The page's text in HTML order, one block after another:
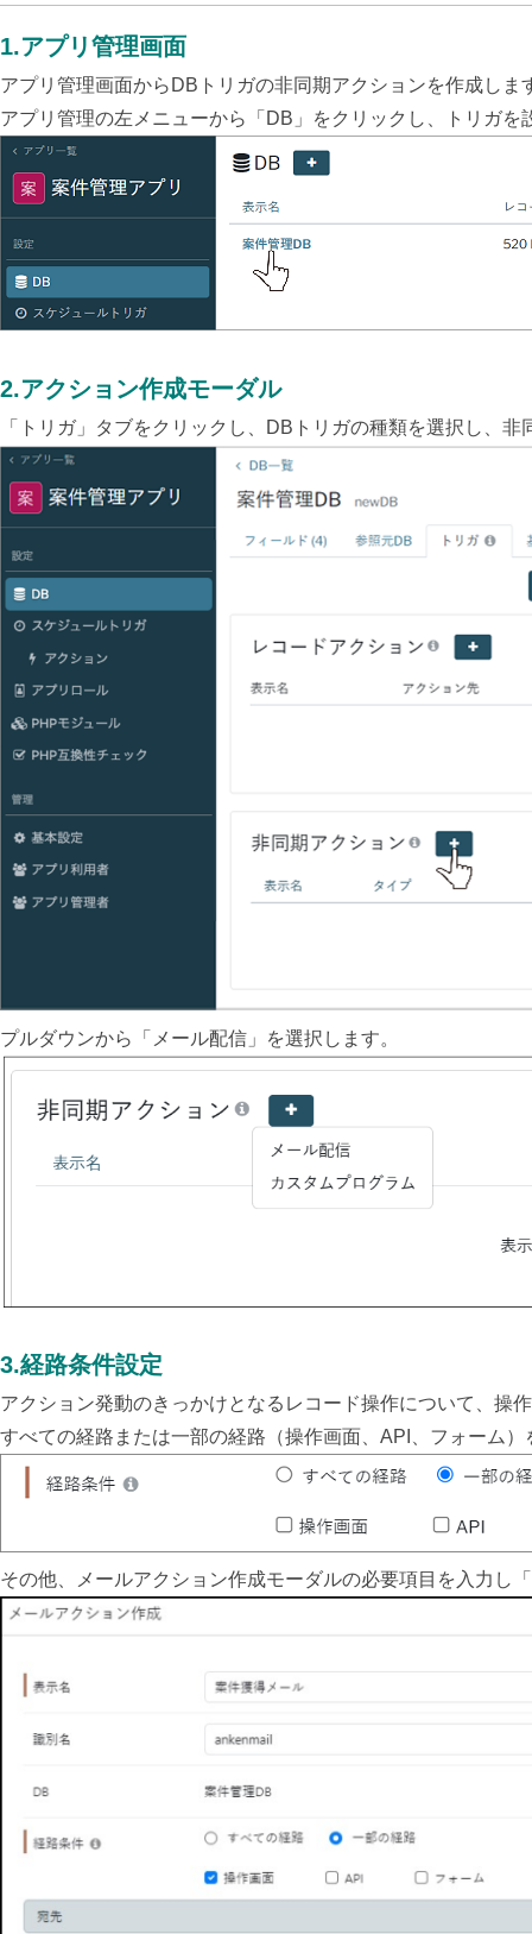
1.アプリ管理画面
アプリ管理画面からDBトリガの非同期アクションを作成しま
アプリ管理の左メニューから「DB」をクリックし、トリガを
2.アクション作成モーダル
「トリガ」タブをクリックし、DBトリガの種類を選択し、
プルダウンから「メール配信」を選択します。
3.経路条件設定
アクション発動のきっかけとなるレコード操作について、操
すべての経路または一部の経路（操作画面、API、フォーム）
その他、メールアクション作成モーダルの必要項目を入力し